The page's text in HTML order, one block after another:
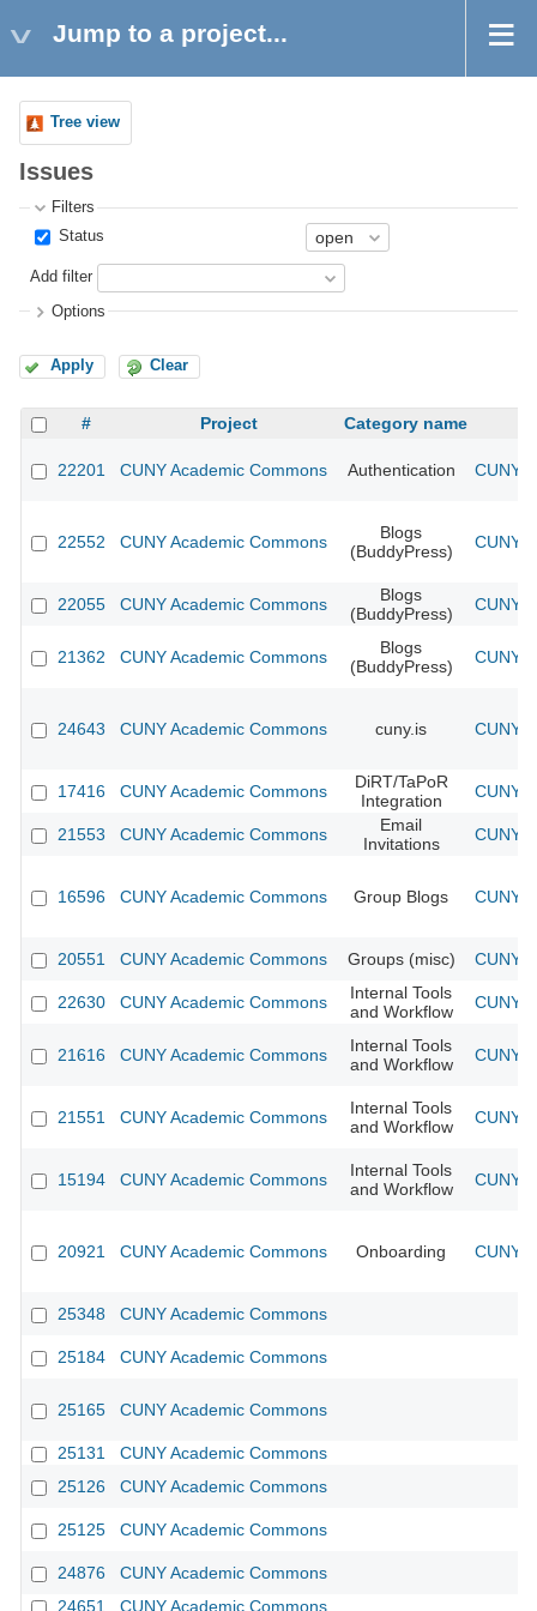
Jump to a project...
Tree view
Issues
Filters
Status
Add filter
Options
Apply Clear
# Project Category name
22201 CUNY Academic Commons Authentication CUNY
22552 CUNY Academic Commons
Blogs
(BuddyPress)
CUNY
22055 CUNY Academic Commons
Blogs
(BuddyPress)
CUNY
21362 CUNY Academic Commons
Blogs
(BuddyPress)
CUNY
24643 CUNY Academic Commons cuny.is CUNY
17416 CUNY Academic Commons
DiRT/TaPoR
Integration
CUNY
21553 CUNY Academic Commons
Email
Invitations
CUNY
16596 CUNY Academic Commons Group Blogs CUNY
20551 CUNY Academic Commons Groups (misc) CUNY
22630 CUNY Academic Commons
Internal Tools
and Workflow
CUNY
21616 CUNY Academic Commons
Internal Tools
and Workflow
CUNY
21551 CUNY Academic Commons
Internal Tools
and Workflow
CUNY
15194 CUNY Academic Commons
Internal Tools
and Workflow
CUNY
20921 CUNY Academic Commons Onboarding CUNY
25348 CUNY Academic Commons
25184 CUNY Academic Commons
25165 CUNY Academic Commons
25131
CUNY Academic Commons
25126
CUNY Academic Commons
25125 CUNY Academic Commons
24876
CUNY Academic Commons
24651
CUNY Academic Commons